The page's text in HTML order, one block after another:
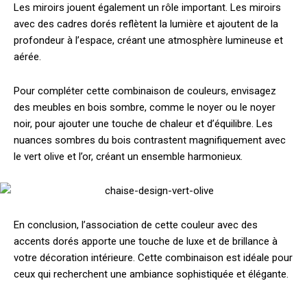
Les miroirs jouent également un rôle important. Les miroirs
avec des cadres dorés reflètent la lumière et ajoutent de la
profondeur à l’espace, créant une atmosphère lumineuse et
aérée.
Pour compléter cette combinaison de couleurs, envisagez
des meubles en bois sombre, comme le noyer ou le noyer
noir, pour ajouter une touche de chaleur et d’équilibre. Les
nuances sombres du bois contrastent magnifiquement avec
le vert olive et l’or, créant un ensemble harmonieux.
En conclusion, l’association de cette couleur avec des
accents dorés apporte une touche de luxe et de brillance à
votre décoration intérieure. Cette combinaison est idéale pour
ceux qui recherchent une ambiance sophistiquée et élégante.